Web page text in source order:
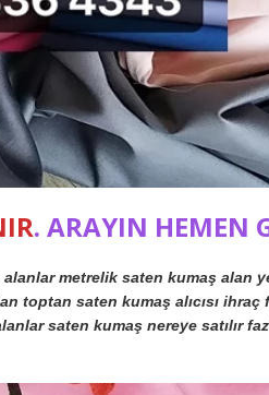
. ARAYIN HEMEN
metrelik saten kumaş alan
toptan saten kumaş alıcısı ihraç
saten kumaş nereye satılır